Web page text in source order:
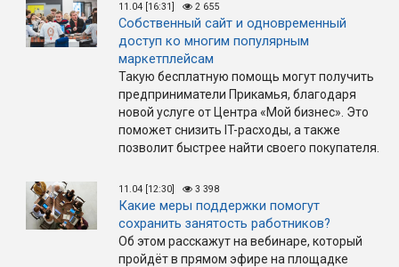
11.04 [16:31] 2 655
Собственный сайт и одновременный
доступ ко многим популярным
маркетплейсам
Такую бесплатную помощь могут получить
предприниматели Прикамья, благодаря
новой услуге от Центра «Мой бизнес». Это
поможет снизить IT-расходы, а также
позволит быстрее найти своего покупателя.
11.04 [12:30] 3 398
Какие меры поддержки помогут
сохранить занятость работников?
Об этом расскажут на вебинаре, который
пройдёт в прямом эфире на площадке